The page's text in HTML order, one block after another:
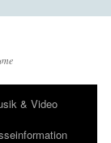
& Video